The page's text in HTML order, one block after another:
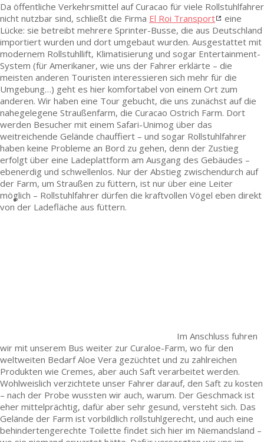
Da öffentliche Verkehrsmittel auf Curacao für viele Rollstuhlfahrer
nicht nutzbar sind, schließt die Firma El Roi Transport
eine
Lücke: sie betreibt mehrere Sprinter-Busse, die aus Deutschland
importiert wurden und dort umgebaut wurden. Ausgestattet mit
modernem Rollstuhllift, Klimatisierung und sogar Entertainment-
System (für Amerikaner, wie uns der Fahrer erklärte – die
meisten anderen Touristen interessieren sich mehr für die
Umgebung…) geht es hier komfortabel von einem Ort zum
anderen. Wir haben eine Tour gebucht, die uns zunächst auf die
nahegelegene Straußenfarm, die Curacao Ostrich Farm. Dort
werden Besucher mit einem Safari-Unimog über das
weitreichende Gelände chauffiert – und sogar Rollstuhlfahrer
haben keine Probleme an Bord zu gehen, denn der Zustieg
erfolgt über eine Ladeplattform am Ausgang des Gebäudes –
ebenerdig und schwellenlos. Nur der Abstieg zwischendurch auf
der Farm, um Straußen zu füttern, ist nur über eine Leiter
möglich – Rollstuhlfahrer dürfen die kraftvollen Vögel eben direkt
von der Ladefläche aus füttern.
Im Anschluss fuhren
wir mit unserem Bus weiter zur Curaloe-Farm, wo für den
weltweiten Bedarf Aloe Vera gezüchtet und zu zahlreichen
Produkten wie Cremes, aber auch Saft verarbeitet werden.
Wohlweislich verzichtete unser Fahrer darauf, den Saft zu kosten
– nach der Probe wussten wir auch, warum. Der Geschmack ist
eher mittelprächtig, dafür aber sehr gesund, versteht sich. Das
Gelände der Farm ist vorbildlich rollstuhlgerecht, und auch eine
behindertengerechte Toilette findet sich hier im Niemandsland –